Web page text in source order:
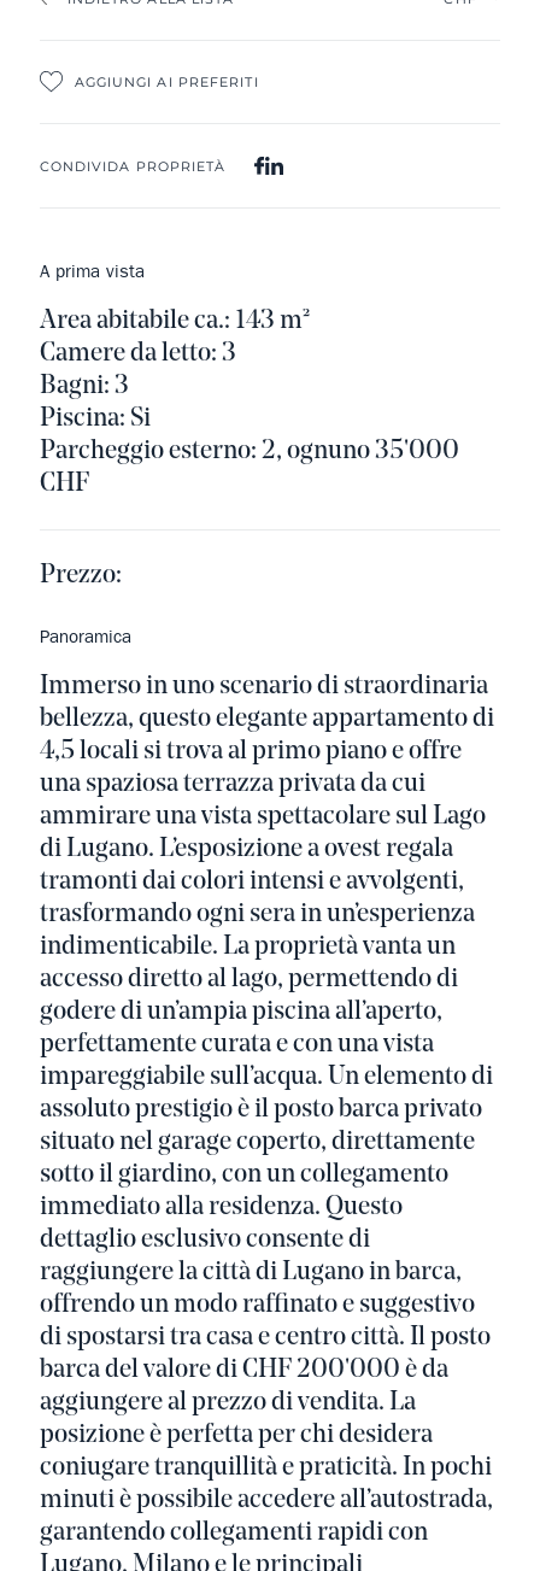
AGGIUNGI AI PREFERITI
CONDIVIDA PROPRIETÀ
A prima vista
Area abitabile ca.: 143 m²
Camere da letto: 3
Bagni: 3
Piscina: Si
Parcheggio esterno: 2, ognuno 35'000
CHF
Prezzo:
Panoramica
Immerso in uno scenario di straordinaria
bellezza, questo elegante appartamento di
4,5 locali si trova al primo piano e offre
una spaziosa terrazza privata da cui
ammirare una vista spettacolare sul Lago
di Lugano. L’esposizione a ovest regala
tramonti dai colori intensi e avvolgenti,
trasformando ogni sera in un’esperienza
indimenticabile. La proprietà vanta un
accesso diretto al lago, permettendo di
godere di un’ampia piscina all’aperto,
perfettamente curata e con una vista
impareggiabile sull’acqua. Un elemento di
assoluto prestigio è il posto barca privato
situato nel garage coperto, direttamente
sotto il giardino, con un collegamento
immediato alla residenza. Questo
dettaglio esclusivo consente di
raggiungere la città di Lugano in barca,
offrendo un modo raffinato e suggestivo
di spostarsi tra casa e centro città. Il posto
barca del valore di CHF 200'000 è da
aggiungere al prezzo di vendita. La
posizione è perfetta per chi desidera
coniugare tranquillità e praticità. In pochi
minuti è possibile accedere all’autostrada,
garantendo collegamenti rapidi con
Lugano, Milano e le principali